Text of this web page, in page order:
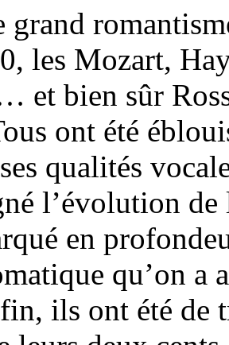
grand
les Mozart,
et bien sûr
ont été
qualités
l’évolution
en
qu’on a
ils ont été de